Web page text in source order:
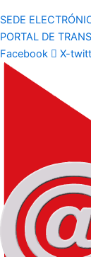
SEDE
PORTAL DE
Facebook
X-